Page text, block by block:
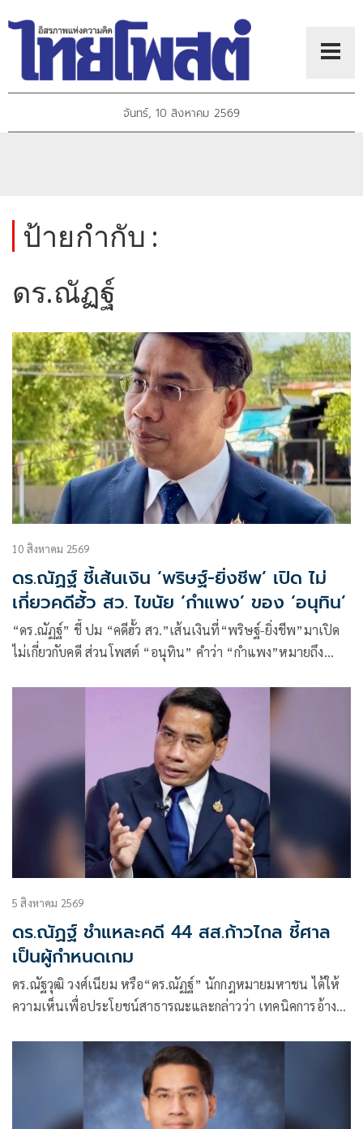
จันทร์, 10 สิงหาคม 2569
ป้ายกำกับ :
ดร.ณัฏฐ์
10 สิงหาคม 2569
ดร.ณัฏฐ์ ชี้เส้นเงิน ‘พริษฐ์-ยิ่งชีพ’ เปิด ไม่
เกี่ยวคดีฮั้ว สว. ไขนัย ‘กำแพง’ ของ ‘อนุทิน’
“ดร.ณัฏฐ์” ชี้ ปม “คดีฮั้ว สว.”เส้นเงินที่“พริษฐ์-ยิ่งชีพ”มาเปิด
ไม่เกี่ยวกับคดี ส่วนโพสต์ “อนุทิน” คำว่า “กำแพง”หมายถึง
5 สิงหาคม 2569
ดร.ณัฏฐ์ ชำแหละคดี 44 สส.ก้าวไกล ชี้ศาล
เป็นผู้กำหนดเกม
ดร.ณัฐวุฒิ วงศ์เนียม หรือ“ดร.ณัฏฐ์” นักกฎหมายมหาชน ได้ให้
ความเห็นเพื่อประโยชน์สาธารณะและกล่าวว่า เทคนิคการอ้าง